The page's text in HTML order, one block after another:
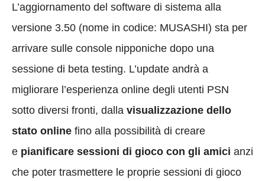
L’aggiornamento del software di sistema alla
versione 3.50 (nome in codice: MUSASHI) sta per
arrivare sulle console nipponiche dopo una
sessione di beta testing. L’update andrà a
migliorare l’esperienza online degli utenti PSN
sotto diversi fronti, dalla visualizzazione dello
stato online fino alla possibilità di creare
e pianificare sessioni di gioco con gli amici anzi
che poter trasmettere le proprie sessioni di gioco